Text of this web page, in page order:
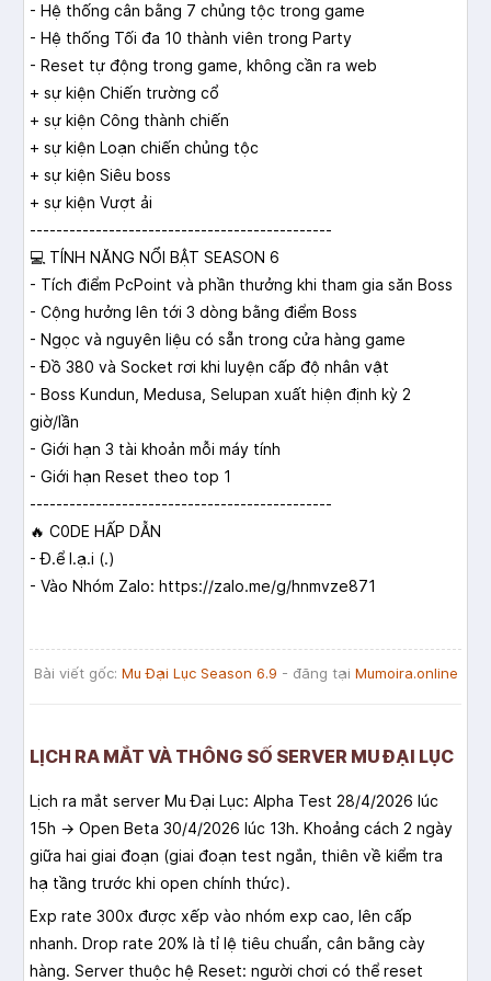
- Hệ thống cân bằng 7 chủng tộc trong game
- Hệ thống Tối đa 10 thành viên trong Party
- Reset tự động trong game, không cần ra web
+ sự kiện Chiến trường cổ
+ sự kiện Công thành chiến
+ sự kiện Loạn chiến chủng tộc
+ sự kiện Siêu boss
+ sự kiện Vượt ải
----------------------------------------------
💻 TÍNH NĂNG NỔI BẬT SEASON 6
- Tích điểm PcPoint và phần thưởng khi tham gia săn Boss
- Cộng hưởng lên tới 3 dòng bằng điểm Boss
- Ngọc và nguyên liệu có sẵn trong cửa hàng game
- Đồ 380 và Socket rơi khi luyện cấp độ nhân vật
- Boss Kundun, Medusa, Selupan xuất hiện định kỳ 2
giờ/lần
- Giới hạn 3 tài khoản mỗi máy tính
- Giới hạn Reset theo top 1
----------------------------------------------
🔥 C0DE HẤP DẪN
- Đ.ể l.ạ.i (.)
- Vào Nhóm Zalo: https://zalo.me/g/hnmvze871
Bài viết gốc: Mu Đại Lục Season 6.9 - đăng tại Mumoira.online
LỊCH RA MẮT VÀ THÔNG SỐ SERVER MU ĐẠI LỤC
Lịch ra mắt server Mu Đại Lục: Alpha Test 28/4/2026 lúc
15h → Open Beta 30/4/2026 lúc 13h. Khoảng cách 2 ngày
giữa hai giai đoạn (giai đoạn test ngắn, thiên về kiểm tra
hạ tầng trước khi open chính thức).
Exp rate 300x được xếp vào nhóm exp cao, lên cấp
nhanh. Drop rate 20% là tỉ lệ tiêu chuẩn, cân bằng cày
hàng. Server thuộc hệ Reset: người chơi có thể reset